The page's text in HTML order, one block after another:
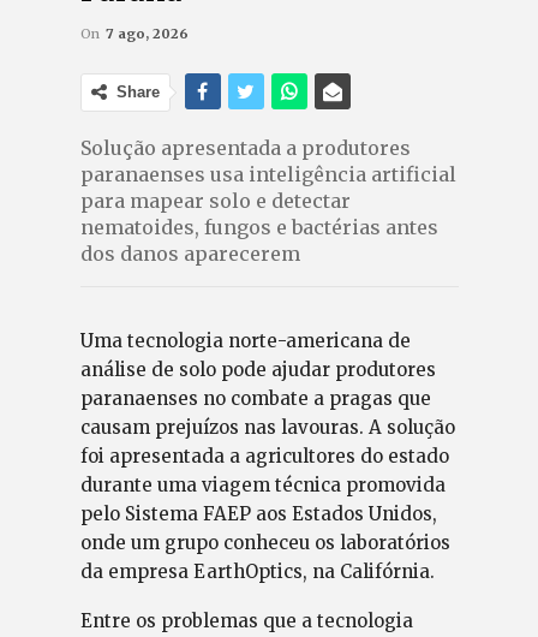
On 7 ago, 2026
Share
Solução apresentada a produtores
paranaenses usa inteligência artificial
para mapear solo e detectar
nematoides, fungos e bactérias antes
dos danos aparecerem
Uma tecnologia norte-americana de
análise de solo pode ajudar produtores
paranaenses no combate a pragas que
causam prejuízos nas lavouras. A solução
foi apresentada a agricultores do estado
durante uma viagem técnica promovida
pelo Sistema FAEP aos Estados Unidos,
onde um grupo conheceu os laboratórios
da empresa EarthOptics, na Califórnia.
Entre os problemas que a tecnologia